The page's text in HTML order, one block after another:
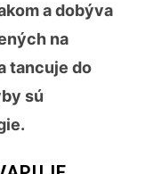
a dobýva
na
tancuje do
sú